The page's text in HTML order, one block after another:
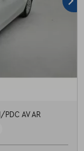
PDC AV AR